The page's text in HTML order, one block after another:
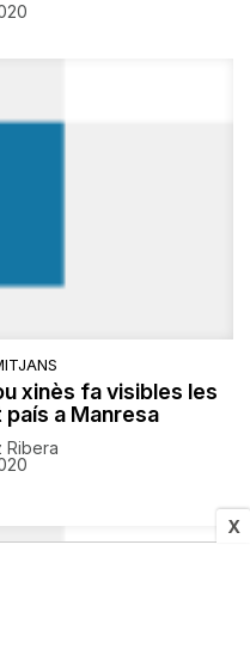
X
xinès fa visibles les
a Manresa
Ribera